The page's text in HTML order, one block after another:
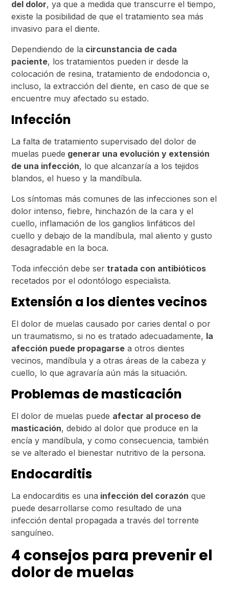
del dolor, ya que a medida que transcurre el tiempo,
existe la posibilidad de que el tratamiento sea más
invasivo para el diente.
Dependiendo de la circunstancia de cada
paciente, los tratamientos pueden ir desde la
colocación de resina, tratamiento de endodoncia o,
incluso, la extracción del diente, en caso de que se
encuentre muy afectado su estado.
Infección
La falta de tratamiento supervisado del dolor de
muelas puede generar una evolución y extensión
de una infección, lo que alcanzaría a los tejidos
blandos, el hueso y la mandíbula.
Los síntomas más comunes de las infecciones son el
dolor intenso, fiebre, hinchazón de la cara y el
cuello, inflamación de los ganglios linfáticos del
cuello y debajo de la mandíbula, mal aliento y gusto
desagradable en la boca.
Toda infección debe ser tratada con antibióticos
recetados por el odontólogo especialista.
Extensión a los dientes vecinos
El dolor de muelas causado por caries dental o por
un traumatismo, si no es tratado adecuadamente, la
afección puede propagarse a otros dientes
vecinos, mandíbula y a otras áreas de la cabeza y
cuello, lo que agravaría aún más la situación.
Problemas de masticación
El dolor de muelas puede afectar al proceso de
masticación, debido al dolor que produce en la
encía y mandíbula, y como consecuencia, también
se ve alterado el bienestar nutritivo de la persona.
Endocarditis
La endocarditis es una infección del corazón que
puede desarrollarse como resultado de una
infección dental propagada a través del torrente
sanguíneo.
4 consejos para prevenir el
dolor de muelas